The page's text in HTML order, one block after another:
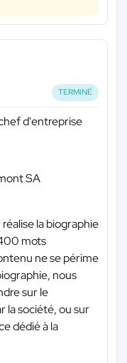
TERMINÉ
d'entreprise
SA
la biographie
mots
ne se périme
nous
sur le
la société, ou sur
dédié à la